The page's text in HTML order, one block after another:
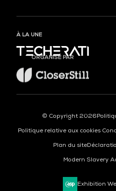
À LA UNE
ORGANISÉ PAR
© Copyright 2026
Politique relative aux cookies
Plan du site
Modern Slavery
Exhibition